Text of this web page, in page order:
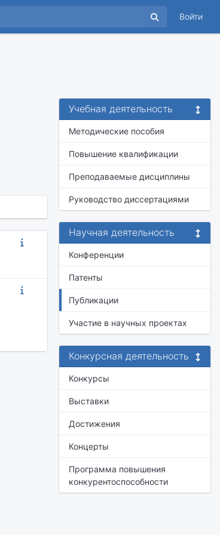
Войти
Учебная деятельность
Методические пособия
Повышение квалификации
Преподаваемые дисциплины
Руководство диссертациями
Научная деятельность
Конференции
Патенты
Публикации
Участие в научных проектах
Конкурсная деятельность
Конкурсы
Выставки
Достижения
Концерты
Программа повышения
конкурентоспособности